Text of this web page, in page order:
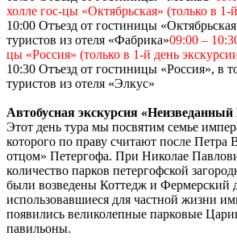
холле гос-цы «Октябрьская» (только в 1-
10:00 Отъезд от гостиницы
туристов из отеля «Фабрика»09:00 –
цы «Россия» (только в 1-й день
10:30 Отъезд от гостиницы «Россия», в
туристов из отеля «Элкус»
Автобусная экскурсия «Неизведанный
Этот день тура мы посвятим семье
которого по праву считают после Петра
отцом» Петергофа. При Николае
количество парков петергофской
были возведены Коттедж и Фермерский
использовавшиеся для частной жизни
появились великолепные парковые
павильоны.